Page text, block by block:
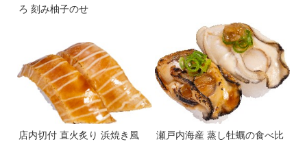
ろ 刻み柚子のせ
店内切付 直火炙り 浜焼き風
瀬戸内海産 蒸し牡蠣の食べ比